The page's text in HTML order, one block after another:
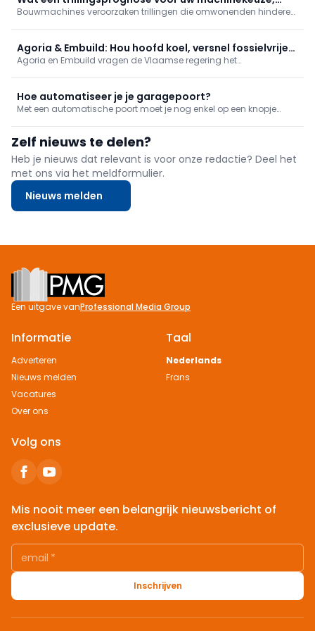
persoonlijk rapport en stap-voor-stapadvies.
planning en omgeving betekent
Bouwmachines veroorzaken trillingen die omwonenden hinderen
stemt u de machinevloot erop af en hoe monitort u de trillingen
tijdens de werken?
Agoria & Embuild: Hou hoofd koel, versnel fossielvrije
renovatie
Agoria en Embuild vragen de Vlaamse regering het
dan gas. Renoveren verhoogt waarde en comfort; renovatieritme
is nu zorgwekkend laag.
Hoe automatiseer je je garagepoort?
Met een automatische poort moet je nog enkel op een knopje
Zelf nieuws te delen?
Heb je nieuws dat relevant is voor onze redactie? Deel het
met ons via het meldformulier.
Nieuws melden
Footer
Een uitgave vanProfessional Media Group
Informatie
Adverteren
Nieuws melden
Vacatures
Over ons
Taal
Nederlands
Frans
Volg ons
Mis nooit meer een belangrijk nieuwsbericht of
exclusieve update.
email *
Inschrijven